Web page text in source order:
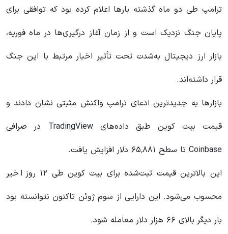
ترامپ طی دو ماه گذشته بارها اعلام کرده بود که توافقی برای
پایان جنگ نزدیک است و از زمان آغاز درگیری‌ها در ماه فوریه،
بازار ارز دیجیتال به‌شدت تحت تأثیر اخبار مرتبط با این جنگ
قرار داشته‌اند.
بازارها به جدیدترین ادعای ترامپ واکنش مثبتی نشان دادند و
قیمت بیت کوین طبق داده‌های TradingView در صرافی
Coinbase تا سطح ۶۵٬۸۸۱ دلار افزایش یافت.
این بالاترین قیمت ثبت‌شده برای بیت کوین طی ۱۲ روز اخیر
محسوب می‌شود. این دارایی از سوم ژوئن تاکنون نتوانسته بود
بار دیگر بالای ۶۶ هزار دلار معامله شود.